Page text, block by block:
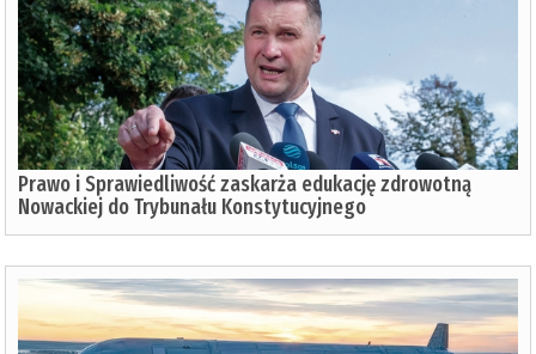
Prawo i Sprawiedliwość zaskarża edukację zdrowotną
Nowackiej do Trybunału Konstytucyjnego